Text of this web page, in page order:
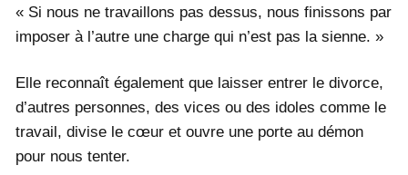
« Si nous ne travaillons pas dessus, nous finissons par
imposer à l’autre une charge qui n’est pas la sienne. »
Elle reconnaît également que laisser entrer le divorce,
d’autres personnes, des vices ou des idoles comme le
travail, divise le cœur et ouvre une porte au démon
pour nous tenter.